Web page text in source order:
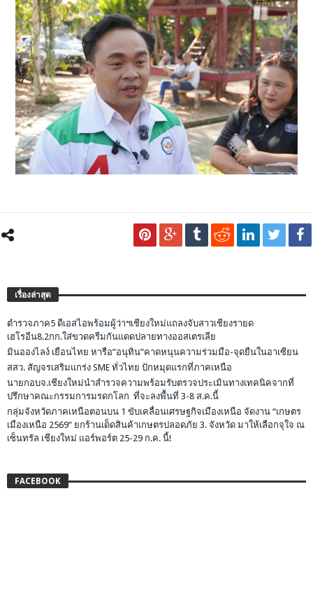
เรื่องล่าสุด
ตำรวจภาค5 ดีเอสไอพร้อมผู้ว่าฯเชียงใหม่แถลงจับสาวเชียงรายด
เฮโรอีน8.2กก.ใส่ขวดครีมกันแดดปลายทางออสเตรเลีย
มินอองไลง์ เยือนไทย หารือ”อนุทิน”คาดหนุนความร่วมมือ-จุดยืนในอาเซียน
สสว. สัญจรเสริมแกร่ง SME ทั่วไทย ปักหมุดแรกที่ภาคเหนือ
นายกอบจ.เชียงใหม่นำสำรวจความพร้อมรับตรวจประเมินทางเทคนิคจากที่
ปรึกษาคณะกรรมการมรดกโลก ที่จะลงพื้นที่ 3-8 ส.ค.นี้
กลุ่มจังหวัดภาคเหนือตอนบน 1 ขับเคลื่อนเศรษฐกิจเมืองเหนือ จัดงาน “เกษตร
เมืองเหนือ 2569” ยกร้านเด็ดสินค้าเกษตรปลอดภัย 3. จังหวัด มาให้เลือกจุใจ ณ
เซ็นทรัล เชียงใหม่ แอร์พอร์ต 25-29 ก.ค. นี้!
FACEBOOK